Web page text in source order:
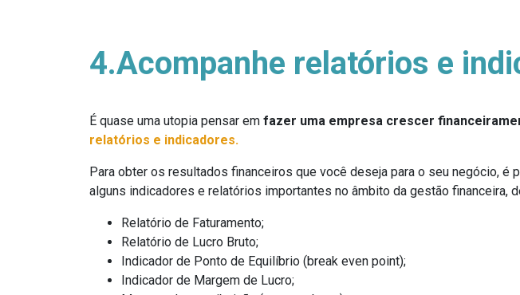
4.Acompanhe relatórios e
É quase uma utopia pensar em fazer uma empresa crescer
relatórios e indicadores.
Para obter os resultados financeiros que você deseja para o seu negócio,
alguns indicadores e relatórios importantes no âmbito da gestão financeira,
Relatório de Faturamento;
Relatório de Lucro Bruto;
Indicador de Ponto de Equilíbrio (break even point);
Indicador de Margem de Lucro;